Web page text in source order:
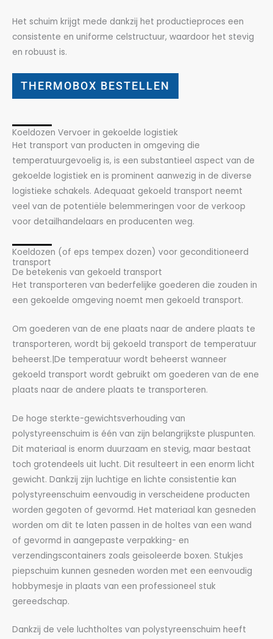
Het schuim krijgt mede dankzij het productieproces een
consistente en uniforme celstructuur, waardoor het stevig
en robuust is.
THERMOBOX BESTELLEN
Koeldozen Vervoer in gekoelde logistiek
Het transport van producten in omgeving die
temperatuurgevoelig is, is een substantieel aspect van de
gekoelde logistiek en is prominent aanwezig in de diverse
logistieke schakels. Adequaat gekoeld transport neemt
veel van de potentiële belemmeringen voor de verkoop
voor detailhandelaars en producenten weg.
Koeldozen (of eps tempex dozen) voor geconditioneerd
transport
De betekenis van gekoeld transport
Het transporteren van bederfelijke goederen die zouden in
een gekoelde omgeving noemt men gekoeld transport.
Om goederen van de ene plaats naar de andere plaats te
transporteren, wordt bij gekoeld transport de temperatuur
beheerst.|De temperatuur wordt beheerst wanneer
gekoeld transport wordt gebruikt om goederen van de ene
plaats naar de andere plaats te transporteren.
De hoge sterkte-gewichtsverhouding van
polystyreenschuim is één van zijn belangrijkste pluspunten.
Dit materiaal is enorm duurzaam en stevig, maar bestaat
toch grotendeels uit lucht. Dit resulteert in een enorm licht
gewicht. Dankzij zijn luchtige en lichte consistentie kan
polystyreenschuim eenvoudig in verscheidene producten
worden gegoten of gevormd. Het materiaal kan gesneden
worden om dit te laten passen in de holtes van een wand
of gevormd in aangepaste verpakking- en
verzendingscontainers zoals geïsoleerde boxen. Stukjes
piepschuim kunnen gesneden worden met een eenvoudig
hobbymesje in plaats van een professioneel stuk
gereedschap.
Dankzij de vele luchtholtes van polystyreenschuim heeft